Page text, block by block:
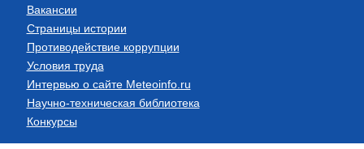
Вакансии
Страницы истории
Противодействие коррупции
Условия труда
Интервью о сайте Meteoinfo.ru
Научно-техническая библиотека
Конкурсы